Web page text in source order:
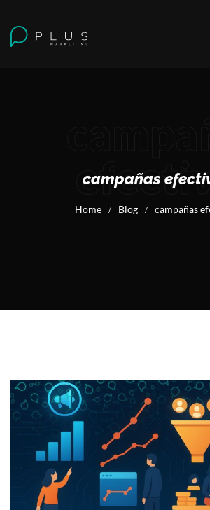
campañas
Home / Blog / campañas